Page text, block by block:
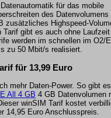
für das mobile
des Datenvolumens
zusätzliches Highspeed-
gibt es auch ohne
werden im schnellen im O2/
zu 50 Mbit/s realisiert.
für 13,99 Euro
mehr Daten-Power. So gibt es
All 4 GB 4 GB Datenvolumen
winSIM Tarif kostet
14,95 Euro Anschlusspreis.